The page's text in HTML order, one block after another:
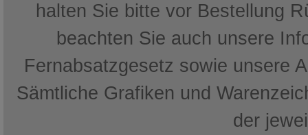
halten Sie bitte vor Bestellung
beachten Sie auch unsere
Fernabsatzgesetz sowie unsere
Sämtliche Grafiken und
der